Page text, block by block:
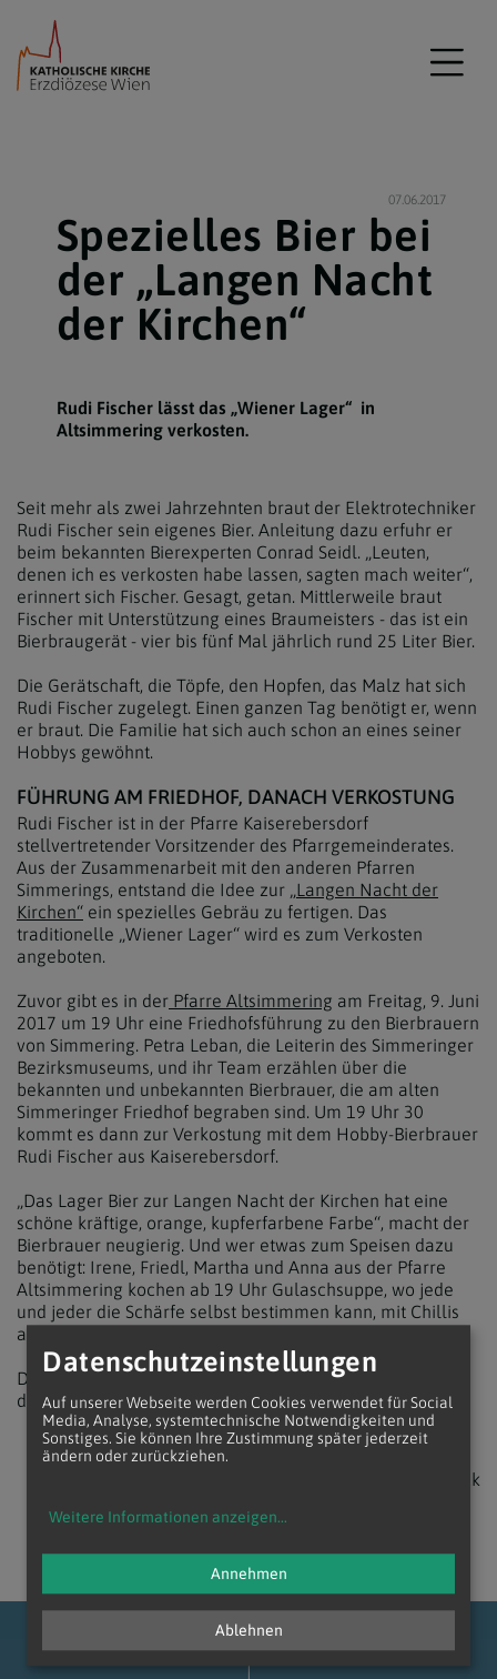
07.06.2017
Spezielles Bier bei
der „Langen Nacht
der Kirchen“
Rudi Fischer lässt das „Wiener Lager“ in
Altsimmering verkosten.
Seit mehr als zwei Jahrzehnten braut der Elektrotechniker
Rudi Fischer sein eigenes Bier. Anleitung dazu erfuhr er
beim bekannten Bierexperten Conrad Seidl. „Leuten,
denen ich es verkosten habe lassen, sagten mach weiter“,
erinnert sich Fischer. Gesagt, getan. Mittlerweile braut
Fischer mit Unterstützung eines Braumeisters - das ist ein
Bierbraugerät - vier bis fünf Mal jährlich rund 25 Liter Bier.
Die Gerätschaft, die Töpfe, den Hopfen, das Malz hat sich
Rudi Fischer zugelegt. Einen ganzen Tag benötigt er, wenn
er braut. Die Familie hat sich auch schon an eines seiner
Hobbys gewöhnt.
FÜHRUNG AM FRIEDHOF, DANACH VERKOSTUNG
Rudi Fischer ist in der Pfarre Kaiserebersdorf
stellvertretender Vorsitzender des Pfarrgemeinderates.
Aus der Zusammenarbeit mit den anderen Pfarren
Simmerings, entstand die Idee zur „Langen Nacht der
Kirchen“ ein spezielles Gebräu zu fertigen. Das
traditionelle „Wiener Lager“ wird es zum Verkosten
angeboten.
Zuvor gibt es in der Pfarre Altsimmering am Freitag, 9. Juni
2017 um 19 Uhr eine Friedhofsführung zu den Bierbrauern
von Simmering. Petra Leban, die Leiterin des Simmeringer
Bezirksmuseums, und ihr Team erzählen über die
bekannten und unbekannten Bierbrauer, die am alten
Simmeringer Friedhof begraben sind. Um 19 Uhr 30
kommt es dann zur Verkostung mit dem Hobby-Bierbrauer
Rudi Fischer aus Kaiserebersdorf.
„Das Lager Bier zur Langen Nacht der Kirchen hat eine
schöne kräftige, orange, kupferfarbene Farbe“, macht der
Bierbrauer neugierig. Und wer etwas zum Speisen dazu
benötigt: Irene, Friedl, Martha und Anna aus der Pfarre
Altsimmering kochen ab 19 Uhr Gulaschsuppe, wo jede
und jeder die Schärfe selbst bestimmen kann, mit Chillis
aus dem Garten von Rudi Fischer.
Die Pfarre Altsimmering ist bei der Endstation der U3 in
der Kobelgasse 13
zurück
Datenschutzeinstellungen
Auf unserer Webseite werden Cookies verwendet für Social
Media, Analyse, systemtechnische Notwendigkeiten und
Sonstiges. Sie können Ihre Zustimmung später jederzeit
ändern oder zurückziehen.
Weitere Informationen anzeigen...
Ablehnen
Annehmen